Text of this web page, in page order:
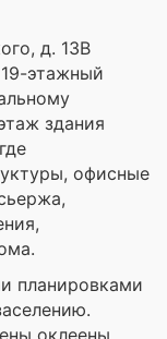
д. 13В
этажный
здания
офисные
планировками
оклеены